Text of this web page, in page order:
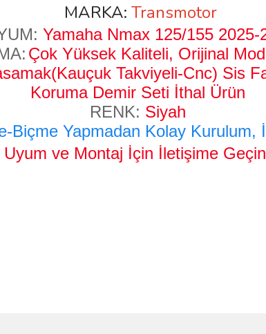
MARKA: Transmotor
Yamaha Nmax 125/155 2025-
Çok Yüksek Kaliteli, Orijinal
Takviyeli-Cnc) Sis
Koruma Demir Seti İthal Ürün
RENK: Siyah
Biçme Yapmadan Kolay Kurulum,
ve Montaj İçin İletişime